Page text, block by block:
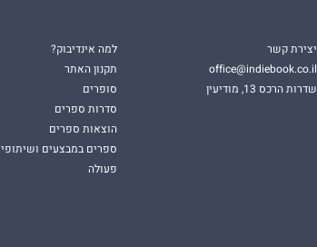
יצירת קשר
office@indiebook.co.il
שדרות הרכס 13, מודיעין
למה אינדיבוק?
תקנון האתר
סופרים
סדרות ספרים
הוצאות ספרים
ספרים במבצעים ושיתופי
פעולה